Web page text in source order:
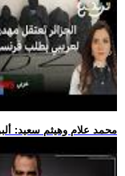
.. محمد علام وهيثم سعيد: